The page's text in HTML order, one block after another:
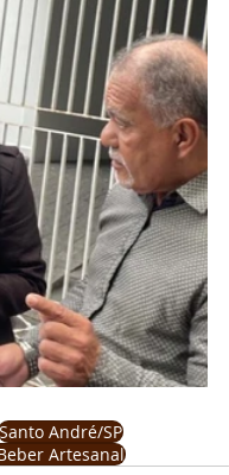
Santo André/SP
Artesanal